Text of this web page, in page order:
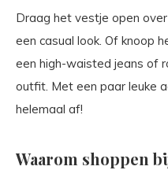
Draag het vestje open
een casual look. Of knoop
een high-waisted jeans of
outfit. Met een paar leuke
helemaal af!
Waarom shoppen